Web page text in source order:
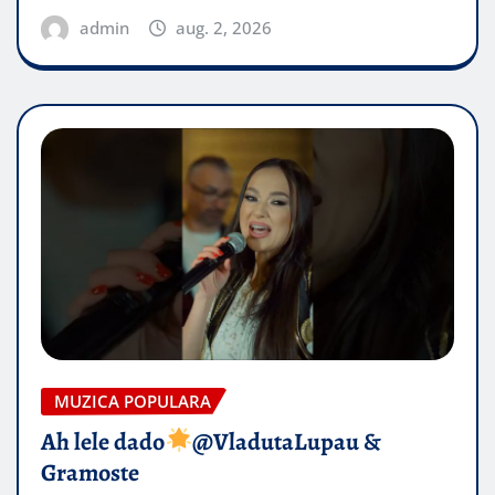
admin aug. 2, 2026
MUZICA POPULARA
Ah lele dado​
@VladutaLupau &
Gramoste